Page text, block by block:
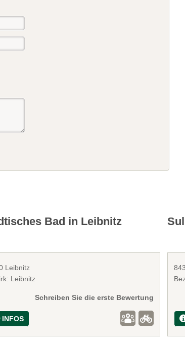
Bad in Leibnitz
Leibnitz
Leibnitz
Schreiben Sie die erste Bewertung
INFOS